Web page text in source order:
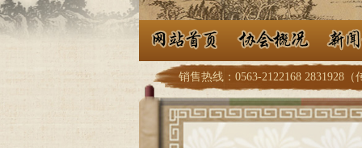
销售热线：0563-2122168 2831928（